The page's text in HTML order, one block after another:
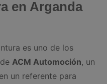
en Arganda
es uno de los
ACM Automoción, un
un referente para